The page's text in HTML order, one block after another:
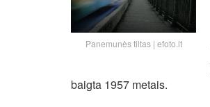
Panemunės tiltas | efoto.lt
baigta 1957 metais.